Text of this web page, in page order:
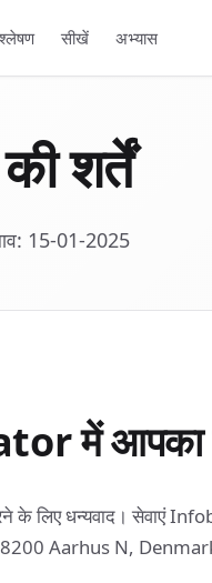
सीखें अभ्यास
शर्तें
15-01-2025
में आपका
के लिए धन्यवाद। सेवाएं
Aarhus N,